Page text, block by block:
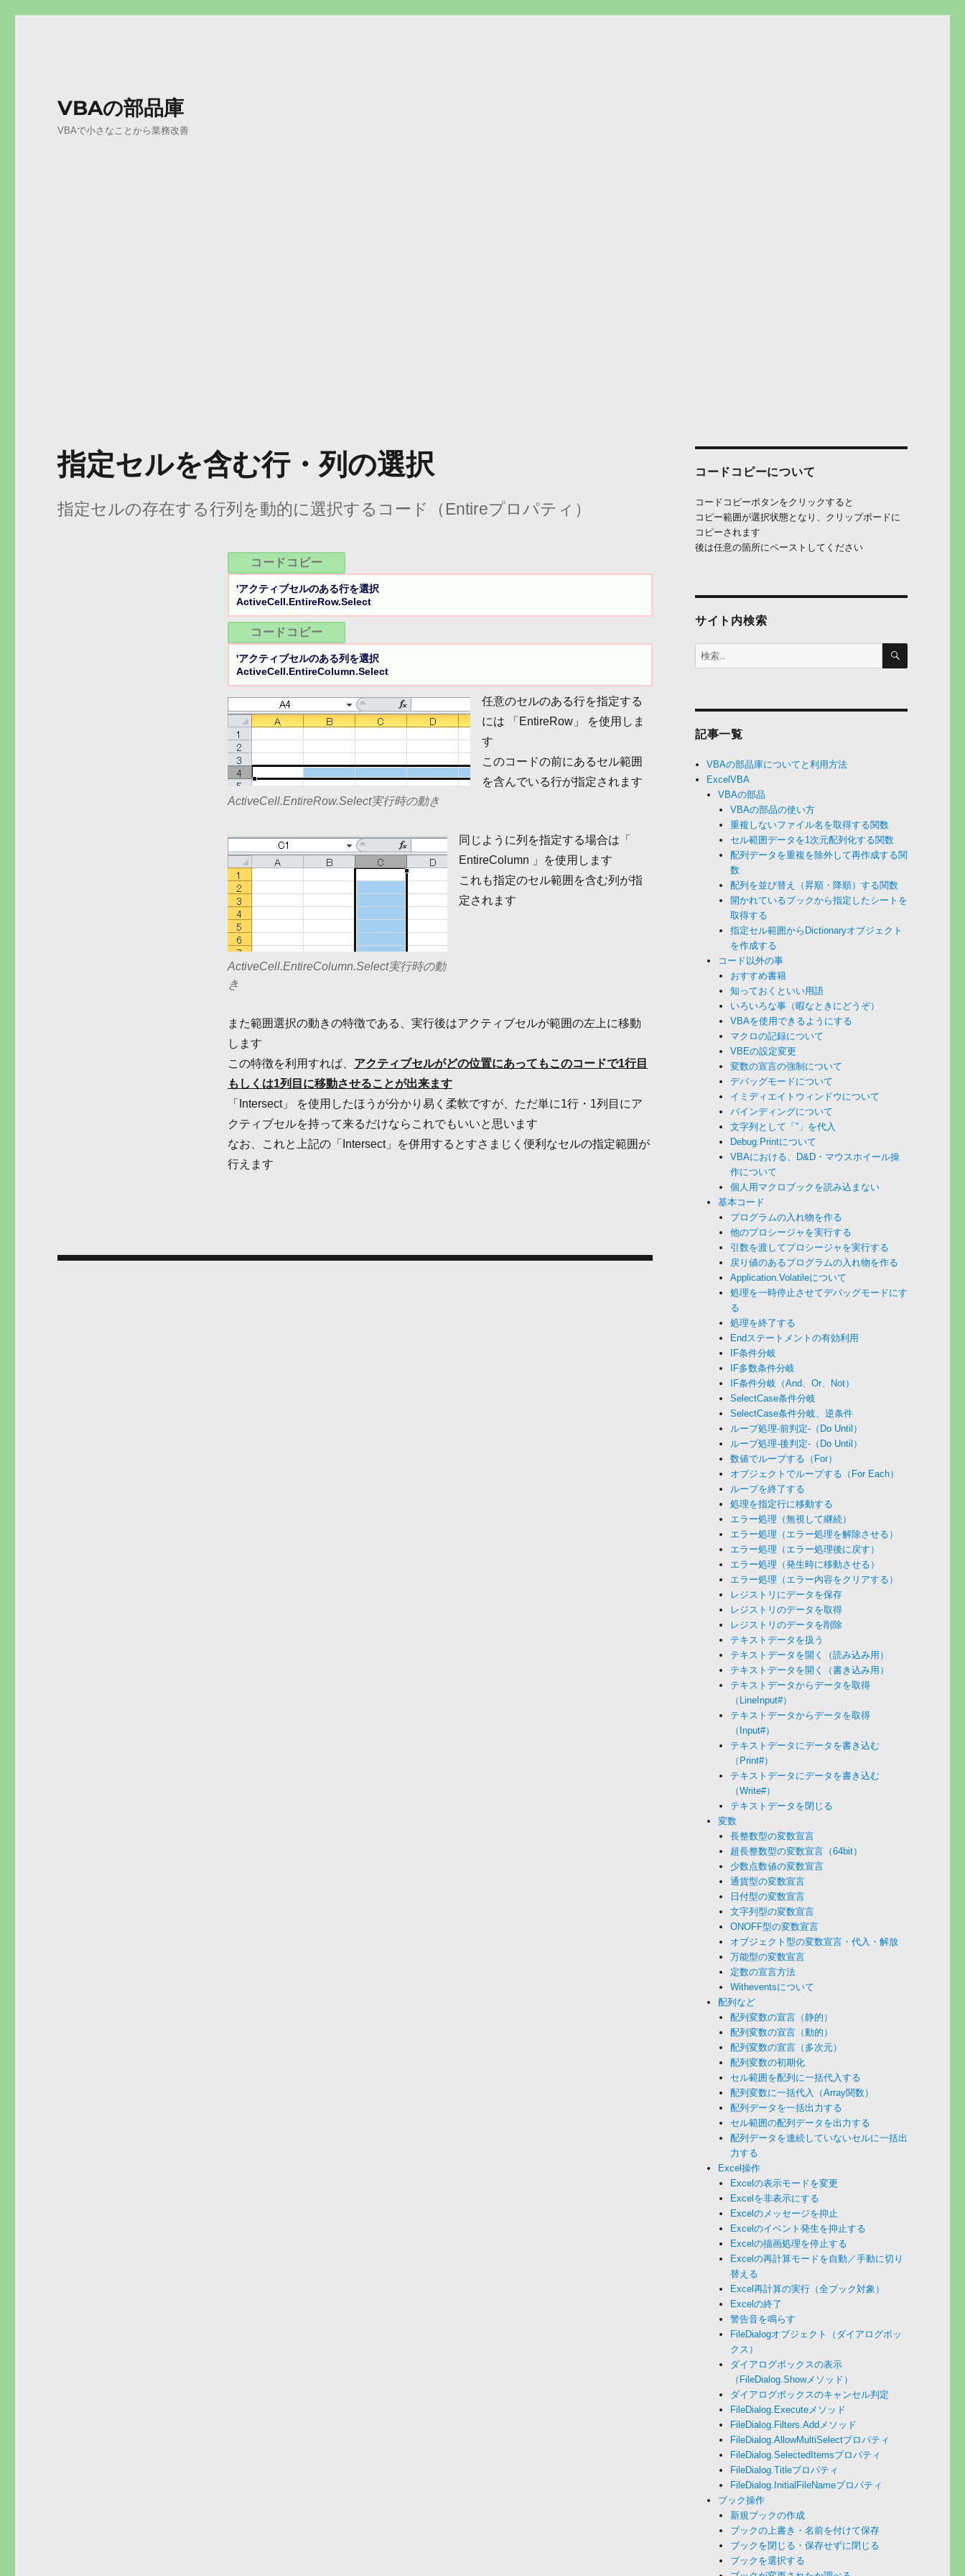
VBAの部品庫
VBAで小さなことから業務改善
指定セルを含む行・列の選択
指定セルの存在する行列を動的に選択するコード（Entireプロパティ）
コードコピー
'アクティブセルのある行を選択
ActiveCell.EntireRow.Select
コードコピー
'アクティブセルのある列を選択
ActiveCell.EntireColumn.Select
ActiveCell.EntireRow.Select実行時の動き
任意のセルのある行を指定する
には 「EntireRow」 を使用しま
す
このコードの前にあるセル範囲
を含んでいる行が指定されます
ActiveCell.EntireColumn.Select実行時の動
き
同じように列を指定する場合は「
EntireColumn 」を使用します
これも指定のセル範囲を含む列が指
定されます
また範囲選択の動きの特徴である、実行後はアクティブセルが範囲の左上に移動
します
この特徴を利用すれば、 アクティブセルがどの位置にあってもこのコードで1行目
もしくは1列目に移動させることが出来ます
「Intersect」 を使用したほうが分かり易く柔軟ですが、ただ単に1行・1列目にア
クティブセルを持って来るだけならこれでもいいと思います
なお、これと上記の「Intersect」を併用するとすさまじく便利なセルの指定範囲が
行えます
コードコピーについて
コードコピーボタンをクリックすると
コピー範囲が選択状態となり、クリップボードに
コピーされます
後は任意の箇所にペーストしてください
サイト内検索
検
索:
検
記事一覧
VBAの部品庫についてと利用方法
ExcelVBA
VBAの部品
VBAの部品の使い方
重複しないファイル名を取得する関数
セル範囲データを1次元配列化する関数
配列データを重複を除外して再作成する関
数
配列を並び替え（昇順・降順）する関数
開かれているブックから指定したシートを
取得する
指定セル範囲からDictionaryオブジェクト
を作成する
コード以外の事
おすすめ書籍
知っておくといい用語
いろいろな事（暇なときにどうぞ）
VBAを使用できるようにする
マクロの記録について
VBEの設定変更
変数の宣言の強制について
デバッグモードについて
イミディエイトウィンドウについて
バインディングについて
文字列として「”」を代入
Debug.Printについて
VBAにおける、D&D・マウスホイール操
作について
個人用マクロブックを読み込まない
基本コード
プログラムの入れ物を作る
他のプロシージャを実行する
引数を渡してプロシージャを実行する
戻り値のあるプログラムの入れ物を作る
Application.Volatileについて
処理を一時停止させてデバッグモードにす
る
処理を終了する
Endステートメントの有効利用
IF条件分岐
IF多数条件分岐
IF条件分岐（And、Or、Not）
SelectCase条件分岐
SelectCase条件分岐、逆条件
ループ処理-前判定-（Do Until）
ループ処理-後判定-（Do Until）
数値でループする（For）
オブジェクトでループする（For Each）
ループを終了する
処理を指定行に移動する
エラー処理（無視して継続）
エラー処理（エラー処理を解除させる）
エラー処理（エラー処理後に戻す）
エラー処理（発生時に移動させる）
エラー処理（エラー内容をクリアする）
レジストリにデータを保存
レジストリのデータを取得
レジストリのデータを削除
テキストデータを扱う
テキストデータを開く（読み込み用）
テキストデータを開く（書き込み用）
テキストデータからデータを取得
（LineInput#）
テキストデータからデータを取得
（Input#）
テキストデータにデータを書き込む
（Print#）
テキストデータにデータを書き込む
（Write#）
テキストデータを閉じる
変数
長整数型の変数宣言
超長整数型の変数宣言（64bit）
少数点数値の変数宣言
通貨型の変数宣言
日付型の変数宣言
文字列型の変数宣言
ONOFF型の変数宣言
オブジェクト型の変数宣言・代入・解放
万能型の変数宣言
定数の宣言方法
Witheventsについて
配列など
配列変数の宣言（静的）
配列変数の宣言（動的）
配列変数の宣言（多次元）
配列変数の初期化
セル範囲を配列に一括代入する
配列変数に一括代入（Array関数）
配列データを一括出力する
セル範囲の配列データを出力する
配列データを連続していないセルに一括出
力する
Excel操作
Excelの表示モードを変更
Excelを非表示にする
Excelのメッセージを抑止
Excelのイベント発生を抑止する
Excelの描画処理を停止する
Excelの再計算モードを自動／手動に切り
替える
Excel再計算の実行（全ブック対象）
Excelの終了
警告音を鳴らす
FileDialogオブジェクト（ダイアログボッ
クス）
ダイアログボックスの表示
（FileDialog.Showメソッド）
ダイアログボックスのキャンセル判定
FileDialog.Executeメソッド
FileDialog.Filters.Addメソッド
FileDialog.AllowMultiSelectプロパティ
FileDialog.SelectedItemsプロパティ
FileDialog.Titleプロパティ
FileDialog.InitialFileNameプロパティ
ブック操作
新規ブックの作成
ブックの上書き・名前を付けて保存
ブックを閉じる・保存せずに閉じる
ブックを選択する